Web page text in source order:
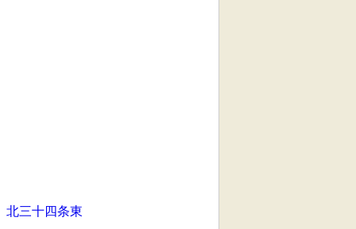
北三十四条東